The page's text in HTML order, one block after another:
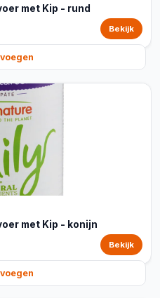
met Kip - rund
Bekijk
met Kip - konijn
Bekijk